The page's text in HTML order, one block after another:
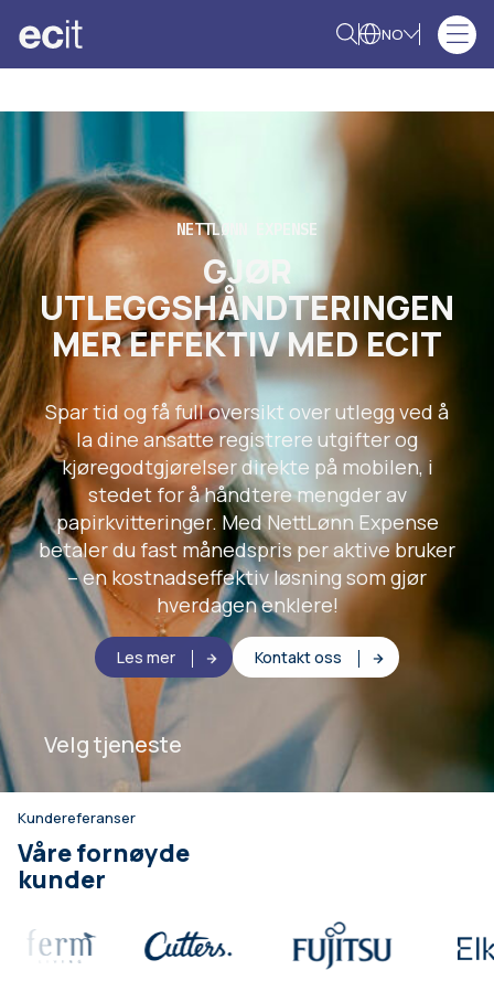
NO
NETTLØNN EXPENSE
GJØR
UTLEGGSHÅNDTERINGEN
MER EFFEKTIV MED ECIT
Spar tid og få full oversikt over utlegg ved å
la dine ansatte registrere utgifter og
kjøregodtgjørelser direkte på mobilen, i
stedet for å håndtere mengder av
papirkvitteringer. Med NettLønn Expense
betaler du fast månedspris per aktive bruker
– en kostnadseffektiv løsning som gjør
hverdagen enklere!
Les mer Kontakt oss
Velg tjeneste
Kundereferanser
Våre fornøyde
kunder